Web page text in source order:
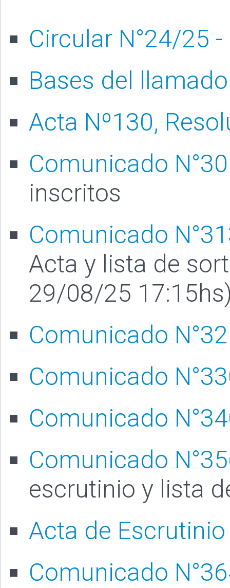
Circular N°24/25
Bases del llamado
Acta Nº130,
Comunicado
inscritos
Comunicado
Acta y lista de
29/08/25
Comunicado
Comunicado
Comunicado
Comunicado
escrutinio y lista
Acta de Escrutinio
Comunicado